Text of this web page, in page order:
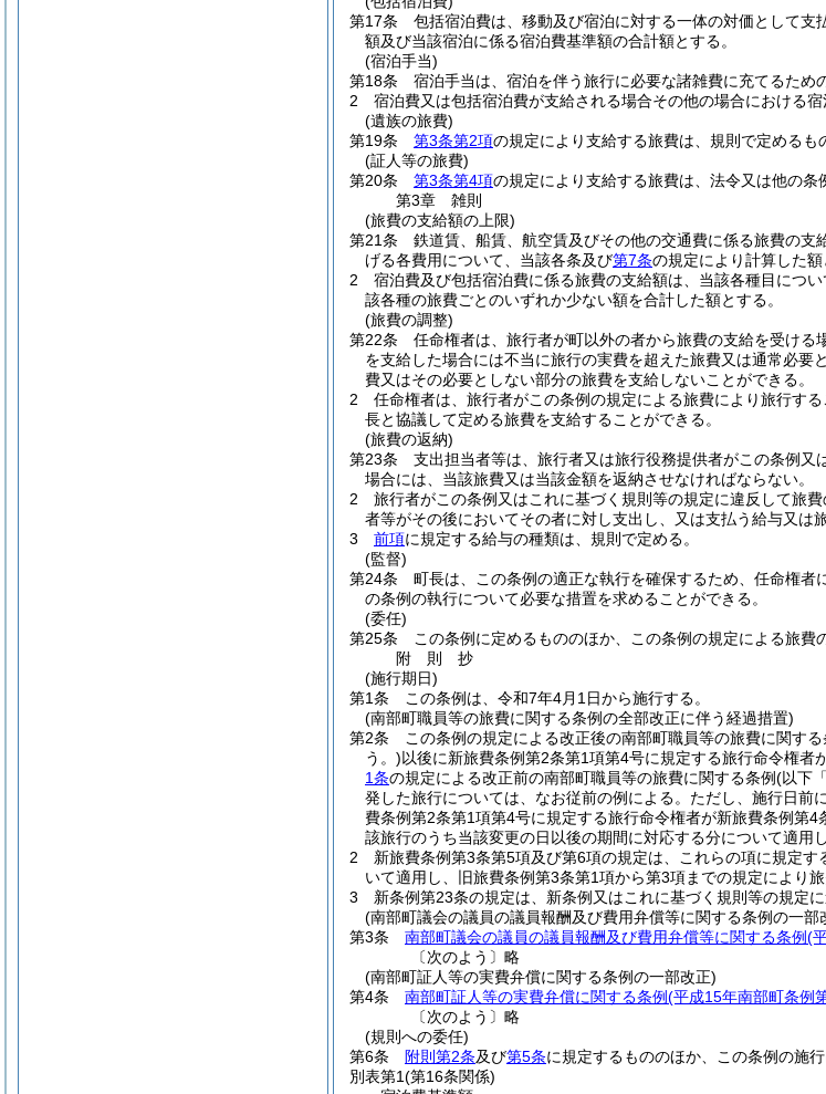
第17条
包括宿泊費は、移動及び宿泊に対する一体の対価として支
額及び当該宿泊に係る宿泊費基準額の合計額とする。
(宿泊手当)
第18条
宿泊手当は、宿泊を伴う旅行に必要な諸雑費に充てるた
2
宿泊費又は包括宿泊費が支給される場合その他の場合における宿
(遺族の旅費)
第19条
第3条第2項の規定により支給する旅費は、規則で定めるも
(証人等の旅費)
第20条
第3条第4項の規定により支給する旅費は、法令又は他の条
第3章
雑則
(旅費の支給額の上限)
第21条
鉄道賃、船賃、航空賃及びその他の交通費に係る旅費の支
げる各費用について、当該各条及び第7条の規定により計算した
2
宿泊費及び包括宿泊費に係る旅費の支給額は、当該各種目につい
該各種の旅費ごとのいずれか少ない額を合計した額とする。
(旅費の調整)
第22条
任命権者は、旅行者が町以外の者から旅費の支給を受け
を支給した場合には不当に旅行の実費を超えた旅費又は通常必
費又はその必要としない部分の旅費を支給しないことができる。
2
任命権者は、旅行者がこの条例の規定による旅費により旅行す
長と協議して定める旅費を支給することができる。
(旅費の返納)
第23条
支出担当者等は、旅行者又は旅行役務提供者がこの条例
場合には、当該旅費又は当該金額を返納させなければならない。
2
旅行者がこの条例又はこれに基づく規則等の規定に違反して旅
者等がその後においてその者に対し支出し、又は支払う給与又は
3
前項に規定する給与の種類は、規則で定める。
(監督)
第24条
町長は、この条例の適正な執行を確保するため、任命権
の条例の執行について必要な措置を求めることができる。
(委任)
第25条
この条例に定めるもののほか、この条例の規定による旅費
附 則
抄
(施行期日)
第1条
この条例は、令和7年4月1日から施行する。
(南部町職員等の旅費に関する条例の全部改正に伴う経過措置)
第2条
この条例の規定による改正後の南部町職員等の旅費に関する
う。)以後に新旅費条例第2条第1項第4号に規定する旅行命令権
1条の規定による改正前の南部町職員等の旅費に関する条例(以下
発した旅行については、なお従前の例による。 ただし、施行日前
費条例第2条第1項第4号に規定する旅行命令権者が新旅費条例第
該旅行のうち当該変更の日以後の期間に対応する分について適用
2
新旅費条例第3条第5項及び第6項の規定は、これらの項に規定
いて適用し、旧旅費条例第3条第1項から第3項までの規定により
3
新条例第23条の規定は、新条例又はこれに基づく規則等の規定
(南部町議会の議員の議員報酬及び費用弁償等に関する条例の一部
第3条
南部町議会の議員の議員報酬及び費用弁償等に関する条例(
〔次のよう〕略
(南部町証人等の実費弁償に関する条例の一部改正)
第4条
南部町証人等の実費弁償に関する条例(平成15年南部町条例
〔次のよう〕略
(規則への委任)
第6条
附則第2条及び第5条に規定するもののほか、この条例の施
別表第1(第16条関係)